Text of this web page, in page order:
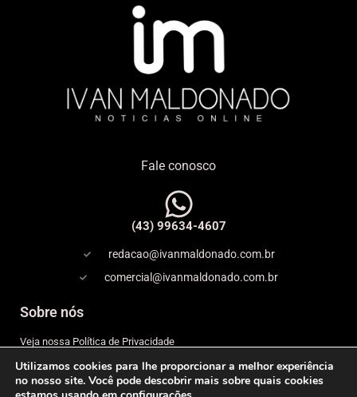
Fale conosco
(43) 99634-4607
redacao@ivanmaldonado.com.br
comercial@ivanmaldonado.com.br
Sobre nós
Veja nossa Política de Privacidade
Copyright
Utilizamos cookies para lhe proporcionar a melhor experiência
no nosso site. Você pode descobrir mais sobre quais cookies